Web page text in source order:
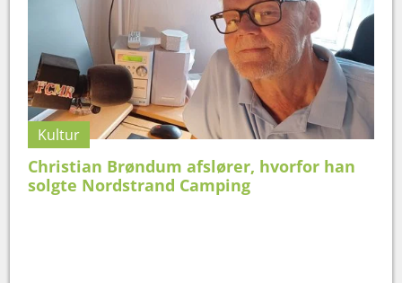
Kultur
Christian Brøndum afslører, hvorfor han
solgte Nordstrand Camping